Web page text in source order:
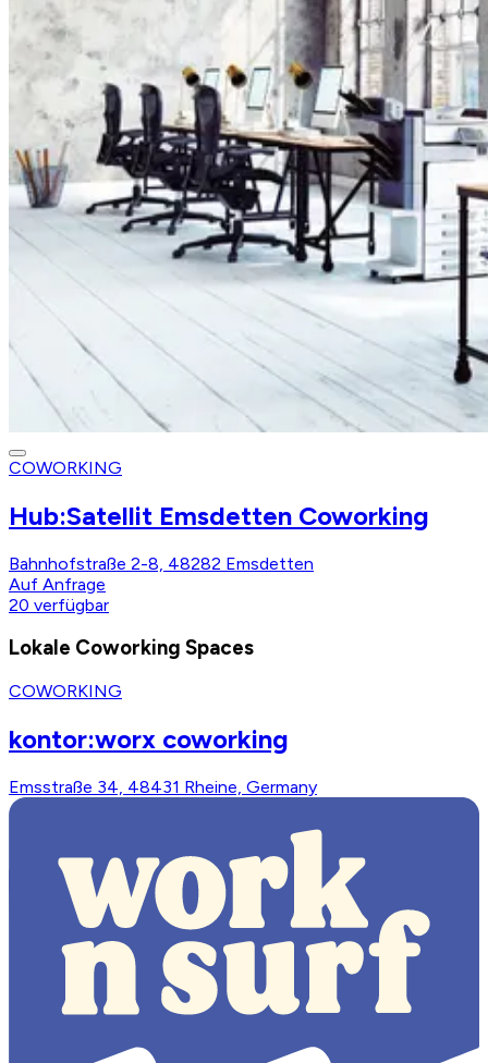
COWORKING
Hub:Satellit Emsdetten Coworking
Bahnhofstraße 2-8, 48282 Emsdetten
Auf Anfrage
20 verfügbar
Lokale Coworking Spaces
COWORKING
kontor:worx coworking
Emsstraße 34, 48431 Rheine, Germany